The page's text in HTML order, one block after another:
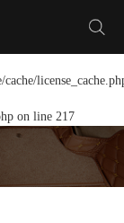
on line 217